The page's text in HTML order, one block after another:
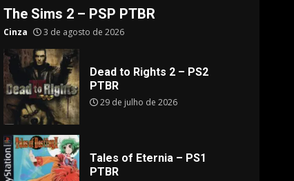
The Sims 2 – PSP PTBR
Cinza 3 de agosto de 2026
Dead to Rights 2 – PS2
PTBR
29 de julho de 2026
Tales of Eternia – PS1
PTBR